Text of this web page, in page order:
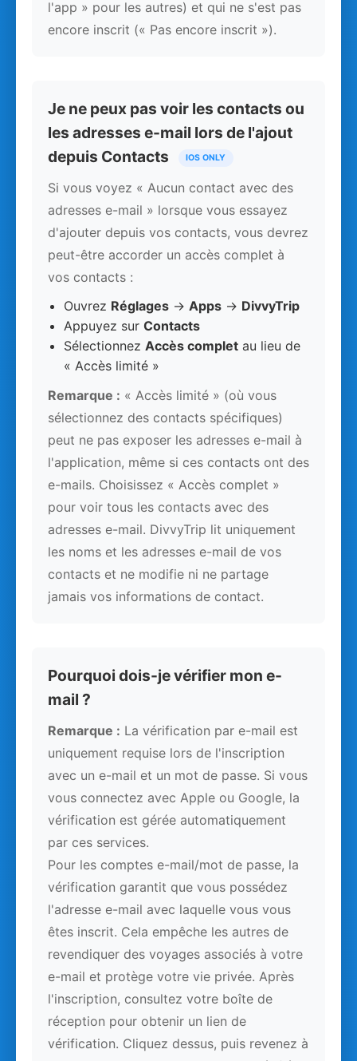
l'app » pour les autres) et qui ne s'est pas
encore inscrit (« Pas encore inscrit »).
Je ne peux pas voir les contacts ou
les adresses e-mail lors de l'ajout
depuis Contacts
IOS ONLY
Si vous voyez « Aucun contact avec des
adresses e-mail » lorsque vous essayez
d'ajouter depuis vos contacts, vous devrez
peut-être accorder un accès complet à
vos contacts :
Ouvrez Réglages → Apps → DivvyTrip
Appuyez sur Contacts
Sélectionnez Accès complet au lieu de
« Accès limité »
Remarque : « Accès limité » (où vous
sélectionnez des contacts spécifiques)
peut ne pas exposer les adresses e-mail à
l'application, même si ces contacts ont des
e-mails. Choisissez « Accès complet »
pour voir tous les contacts avec des
adresses e-mail. DivvyTrip lit uniquement
les noms et les adresses e-mail de vos
contacts et ne modifie ni ne partage
jamais vos informations de contact.
Pourquoi dois-je vérifier mon e-
mail ?
Remarque : La vérification par e-mail est
uniquement requise lors de l'inscription
avec un e-mail et un mot de passe. Si vous
vous connectez avec Apple ou Google, la
vérification est gérée automatiquement
par ces services.
Pour les comptes e-mail/mot de passe, la
vérification garantit que vous possédez
l'adresse e-mail avec laquelle vous vous
êtes inscrit. Cela empêche les autres de
revendiquer des voyages associés à votre
e-mail et protège votre vie privée. Après
l'inscription, consultez votre boîte de
réception pour obtenir un lien de
vérification. Cliquez dessus, puis revenez à